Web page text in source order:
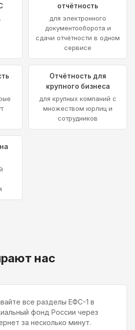
отчётность
для электронного
документооборота и
сдачи отчётности в одном
сервисе
Отчётность для
крупного бизнеса
для крупных компаний с
множеством юрлиц и
сотрудников
нас
все разделы ЕФС-1 в
фонд России через
за несколько минут.